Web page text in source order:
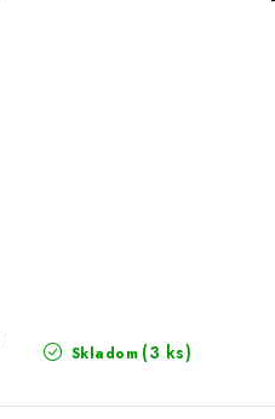
Skladom (3 ks)